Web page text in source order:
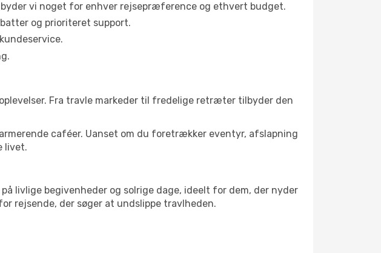
vi noget for enhver rejsepræference og ethvert budget.
og prioriteret support.
Fra travle markeder til fredelige retræter tilbyder den
caféer. Uanset om du foretrækker eventyr, afslapning
livet.
livlige begivenheder og solrige dage, ideelt for dem, der nyder
rejsende, der søger at undslippe travlheden.